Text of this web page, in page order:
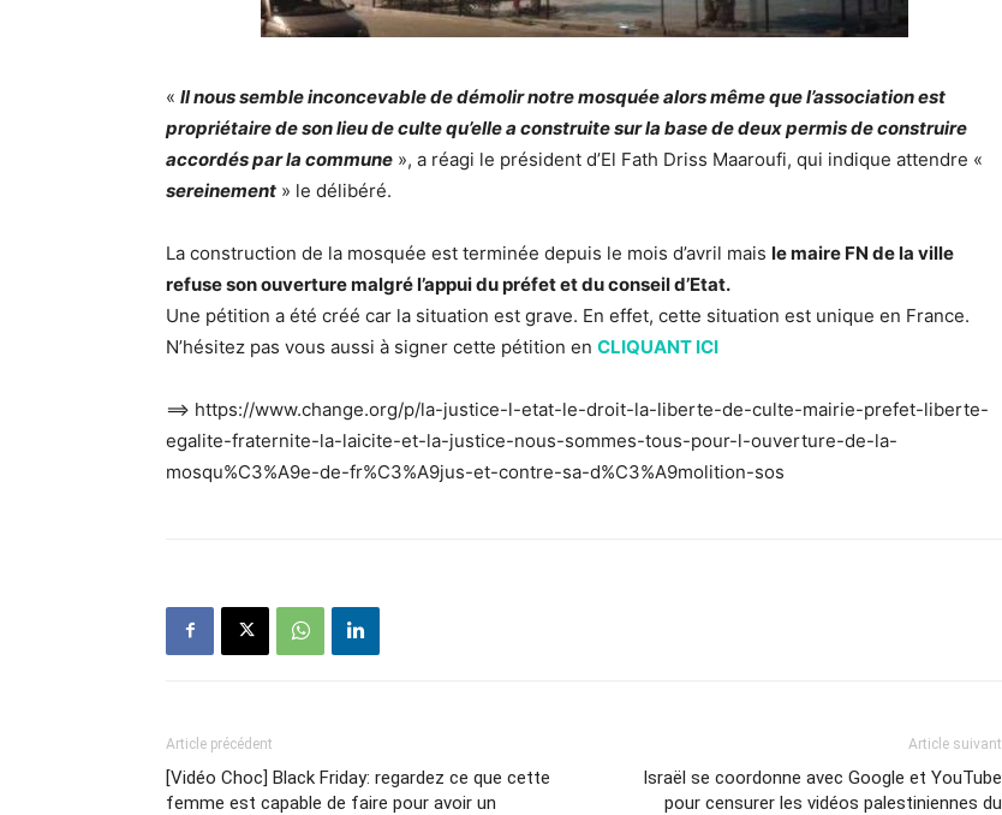
« Il nous semble inconcevable de démolir notre mosquée alors même que l’association est
propriétaire de son lieu de culte qu’elle a construite sur la base de deux permis de construire
accordés par la commune », a réagi le président d’El Fath Driss Maaroufi, qui indique attendre «
sereinement » le délibéré.
La construction de la mosquée est terminée depuis le mois d’avril mais le maire FN de la ville
refuse son ouverture malgré l’appui du préfet et du conseil d’Etat.
Une pétition a été créé car la situation est grave. En effet, cette situation est unique en France.
N’hésitez pas vous aussi à signer cette pétition en CLIQUANT ICI
==> https://www.change.org/p/la-justice-l-etat-le-droit-la-liberte-de-culte-mairie-prefet-liberte-
egalite-fraternite-la-laicite-et-la-justice-nous-sommes-tous-pour-l-ouverture-de-la-
mosqu%C3%A9e-de-fr%C3%A9jus-et-contre-sa-d%C3%A9molition-sos
Article précédent
[Vidéo Choc] Black Friday: regardez ce que cette
femme est capable de faire pour avoir un
Article suivant
Israël se coordonne avec Google et YouTube
pour censurer les vidéos palestiniennes du